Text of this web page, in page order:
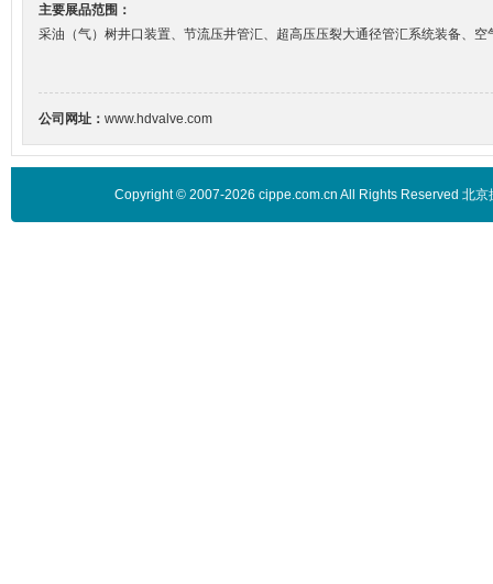
主要展品范围：
采油（气）树井口装置、节流压井管汇、超高压压裂大通径管汇系统装备、
公司网址： www.hdvalve.com
Copyright © 2007-2026 cippe.com.cn All Rights Reserved